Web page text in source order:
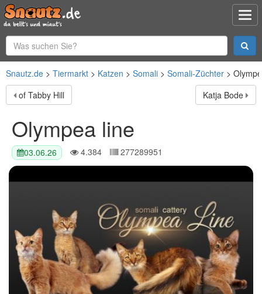
Snautz.de Tiermarkt Katzen Somali Somali-Züchter
of Tabby Hill
Katja Bode
Olympea line
03.06.26 4.384 277289951